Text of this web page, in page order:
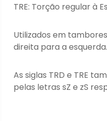
TRE: Torção regular à
Utilizados em
direita para a esquerda.
As siglas TRD e TRE
pelas letras sZ e zS